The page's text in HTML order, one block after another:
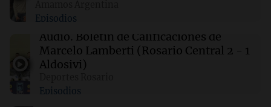
00:27 Clima
Clima en Tucumán: cómo estará el tiempo
este sábado 8 de agosto
Clima en Mendoza: cómo estará el tiempo
Episodios
Audio. Boletín de Calificaciones de
Marcelo Lamberti (Rosario Central 2 - 1
Aldosivi)
Episodios